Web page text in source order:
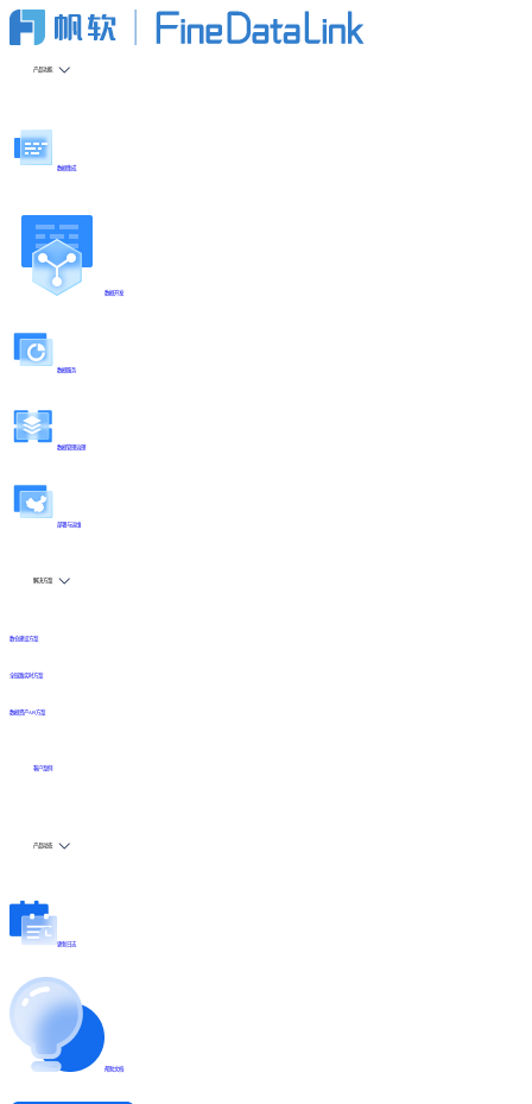
产品功能
数据集成
数据开发
数据服务
数据管理治理
部署与运维
解决方案
数仓建设方案
全链路实时方案
数据资产API方案
客户案例
产品动态
更新日志
帮助文档